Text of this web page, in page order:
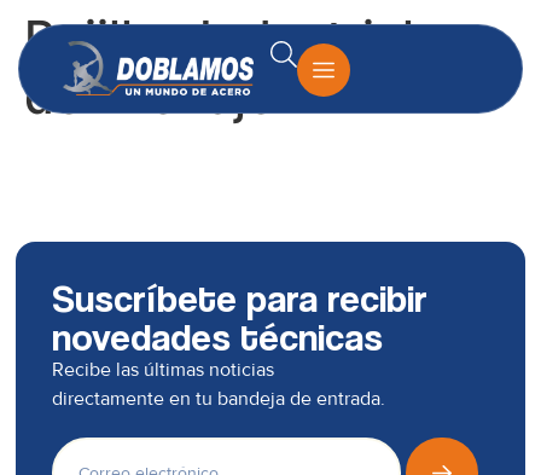
Rejillas Industriales
de Drenaje
Suscríbete para recibir
novedades técnicas
Recibe las últimas noticias
directamente en tu bandeja de entrada.